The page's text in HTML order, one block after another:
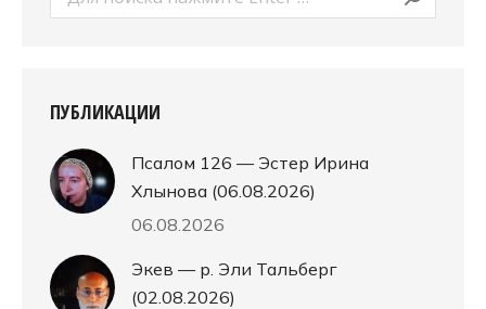
ПУБЛИКАЦИИ
Псалом 126 — Эстер Ирина
Хлынова (06.08.2026)
06.08.2026
Экев — р. Эли Тальберг
(02.08.2026)